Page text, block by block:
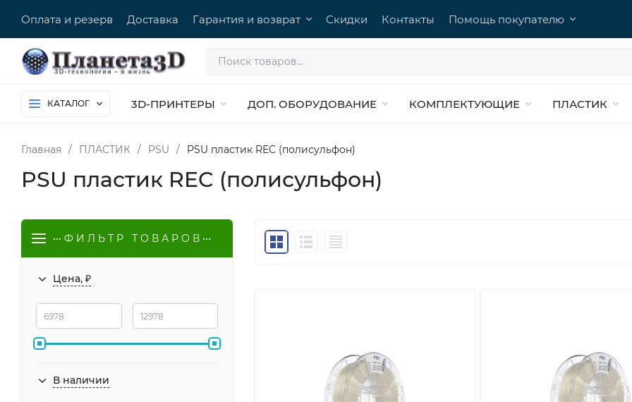
Оплата и резерв Доставка Гарантия и возврат Скидки Контакты Помощь покупателю
КАТАЛОГ 3D-ПРИНТЕРЫ ДОП. ОБОРУДОВАНИЕ КОМПЛЕКТУЮЩИЕ ПЛАСТИК
Главная / ПЛАСТИК / PSU / PSU пластик REC (полисульфон)
PSU пластик REC (полисульфон)
••• Ф И Л Ь Т Р Т О В А Р О В •••
Цена, ₽
В наличии